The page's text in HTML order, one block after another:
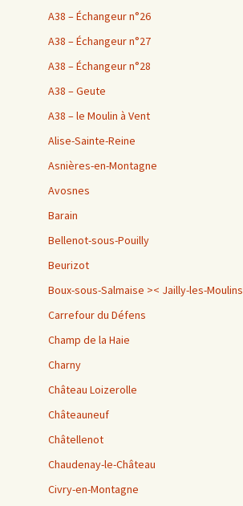
A38 – Échangeur n°26
A38 – Échangeur n°27
A38 – Échangeur n°28
A38 – Geute
A38 – le Moulin à Vent
Alise-Sainte-Reine
Asnières-en-Montagne
Avosnes
Barain
Bellenot-sous-Pouilly
Beurizot
Boux-sous-Salmaise >< Jailly-les-Moulins
Carrefour du Défens
Champ de la Haie
Charny
Château Loizerolle
Châteauneuf
Châtellenot
Chaudenay-le-Château
Civry-en-Montagne